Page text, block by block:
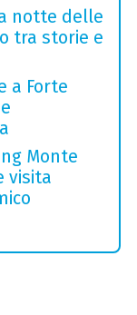
notte delle
tra storie e
a Forte
Monte
visita